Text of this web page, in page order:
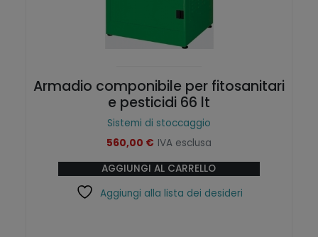
Armadio componibile per fitosanitari
e pesticidi 66 lt
Sistemi di stoccaggio
560,00 € IVA esclusa
AGGIUNGI AL CARRELLO
Aggiungi alla lista dei desideri